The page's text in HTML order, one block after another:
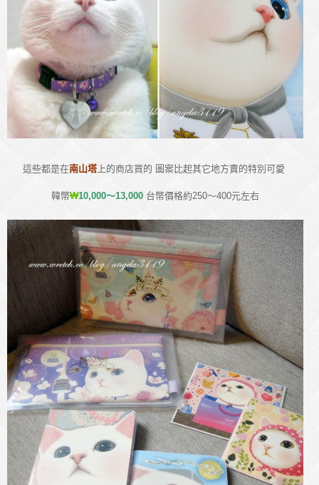
這些都是在南山塔上的商店買的 圖案比起其它地方賣的特別可愛
韓幣₩10,000～13,000 台幣價格約250～400元左右